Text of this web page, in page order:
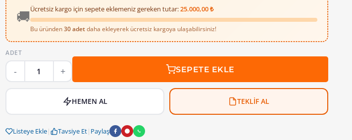
🚚Ücretsiz kargo için sepete eklemeniz gereken tutar:25.000,00 ₺
Bu üründen 30 adetdaha ekleyerek ücretsiz kargoya ulaşabilirsiniz!
ABB 2x25A 30mA Kaçak Akım Koruma Rölesi 2CSF602031R1250 , ev ve işyeri gibi çeşitli mekanlarda
ADET
SEPETE EKLE
HEMEN AL TEKLİF AL
Listeye Ekle| Tavsiye Et| Paylaş